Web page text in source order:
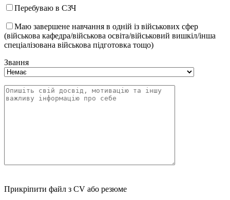
Перебуваю в СЗЧ
Маю завершене навчання в одній із військових сфер
(військова кафедра/військова освіта/військовий вишкіл/інша
спеціалізована військова підготовка тощо)
Звання
Прикріпити файл з CV або резюме